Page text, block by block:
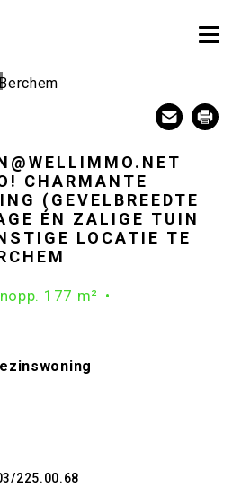
CHARMANTE
(GEVELBREEDTE
ÉN ZALIGE TUIN
LOCATIE TE
177 m²
225.00.68